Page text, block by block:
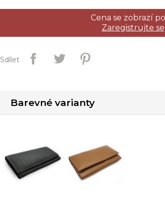
Cena se zobrazí
Zaregistrujte
Sdílet
Barevné varianty